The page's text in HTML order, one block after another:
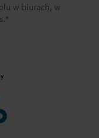
w biurach, w